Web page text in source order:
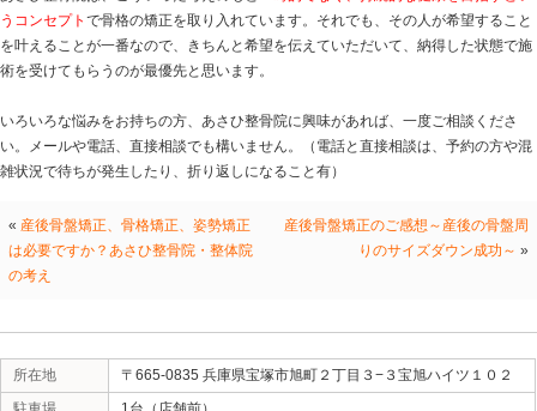
まとめると
①さまざまな原因で『背骨や骨盤・骨格』が歪む
②これ以上ゆがまないために、体に力が入り、筋肉が常
さらに、背骨の歪みは、脳脊髄液の循環を悪くし、自然
も有）
ですから、骨格を整えず、筋肉だけ（ましてや痛みを感